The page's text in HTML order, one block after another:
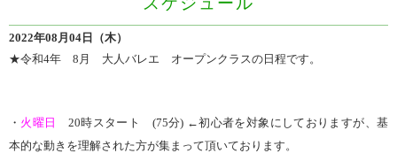
2022年08月04日（木）
★令和4年 8月 大人バレエ オープンクラスの日程です。
・ 火曜日
20時スタート (75分) ←初心者を対象にしておりますが、基
本的な動きを理解された方が集まって頂いております。